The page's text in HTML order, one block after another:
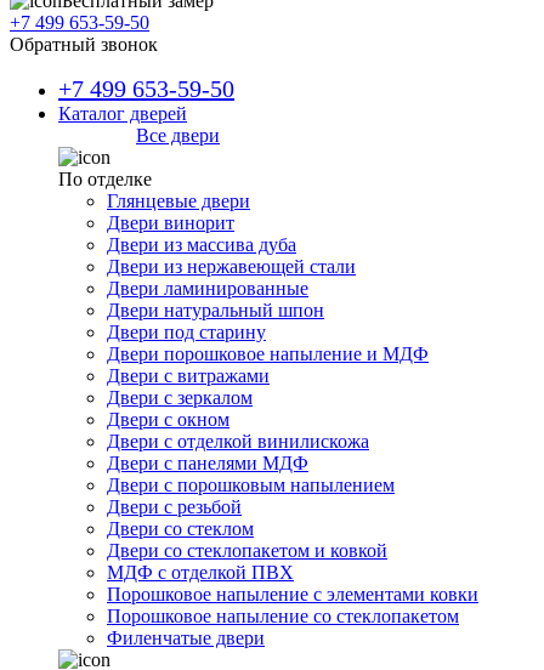
+7 499 653-59-50
Обратный звонок
+7 499 653-59-50
Каталог дверей
Все двери
По отделке
Глянцевые двери
Двери винорит
Двери из массива дуба
Двери из нержавеющей стали
Двери ламинированные
Двери натуральный шпон
Двери под старину
Двери порошковое напыление и МДФ
Двери с витражами
Двери с зеркалом
Двери с окном
Двери с отделкой винилискожа
Двери с панелями МДФ
Двери с порошковым напылением
Двери с резьбой
Двери со стеклом
Двери со стеклопакетом и ковкой
МДФ с отделкой ПВХ
Порошковое напыление с элементами ковки
Порошковое напыление со стеклопакетом
Филенчатые двери